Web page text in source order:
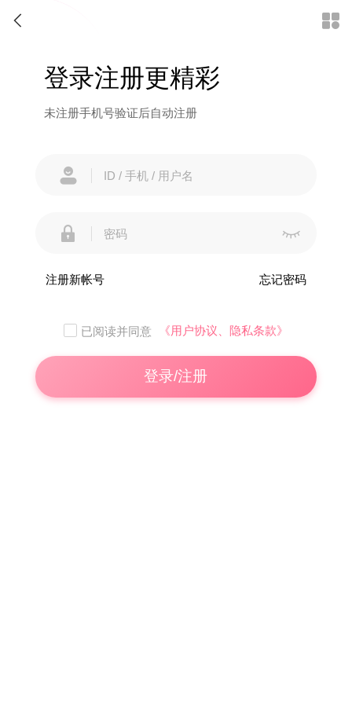

登录注册更精彩
未注册手机号验证后自动注册

 
注册新帐号 忘记密码
已阅读并同意 《用户协议、隐私条款》
登录/注册
